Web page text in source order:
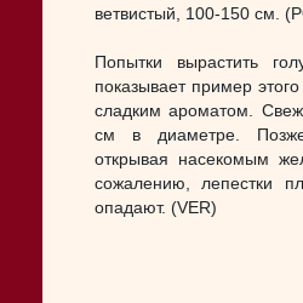
ветвистый, 100-150 см.
Попытки вырастить
показывает пример
сладким ароматом.
см в диаметре.
открывая насекомым
сожалению, лепестки
опадают. (VER)